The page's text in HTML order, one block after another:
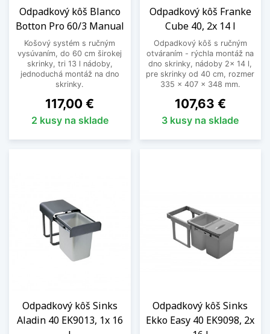
Odpadkový kôš Blanco
Botton Pro 60/3 Manual
Košový systém s ručným
vysúvaním, do 60 cm širokej
skrinky, tri 13 l nádoby,
jednoduchá montáž na dno
skrinky.
Cena
117,00 €
2 kusy na sklade
Odpadkový kôš Franke
Cube 40, 2x 14 l
Odpadkový kôš s ručným
otváraním - rýchla montáž na
dno skrinky, nádoby 2x 14 l,
pre skrinky od 40 cm, rozmer
335 x 407 x 348 mm.
Cena
107,63 €
3 kusy na sklade
Odpadkový kôš Sinks
Aladin 40 EK9013, 1x 16
Odpadkový kôš Sinks
Ekko Easy 40 EK9098, 2x